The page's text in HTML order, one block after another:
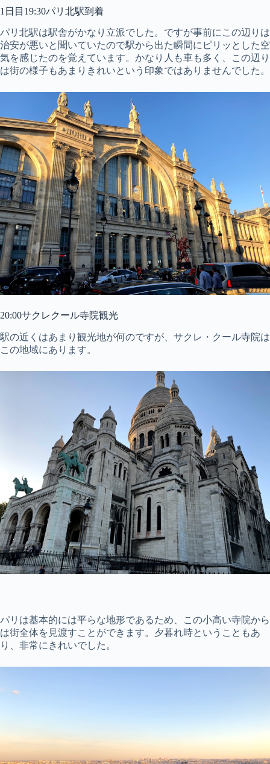
1日目19:30パリ北駅到着
パリ北駅は駅舎がかなり立派でした。ですが事前にこの辺りは
治安が悪いと聞いていたので駅から出た瞬間にピリッとした空
気を感じたのを覚えています。かなり人も車も多く、この辺り
は街の様子もあまりきれいという印象ではありませんでした。
20:00サクレクール寺院観光
駅の近くはあまり観光地が何のですが、サクレ・クール寺院は
この地域にあります。
パリは基本的には平らな地形であるため、この小高い寺院から
は街全体を見渡すことができます。夕暮れ時ということもあ
り、非常にきれいでした。